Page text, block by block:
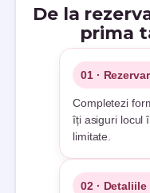
De la
prima
01 ·
Completezi
îți asiguri locul
limitate.
02 ·